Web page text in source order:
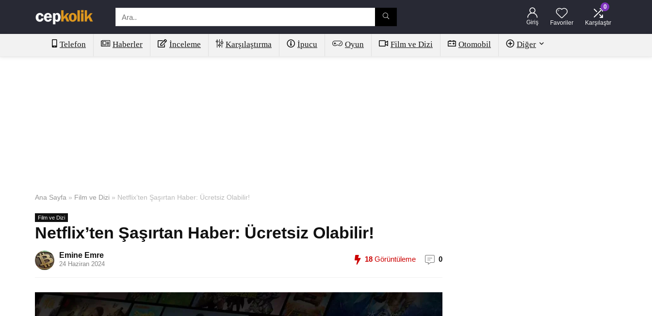
Giriş Favoriler
0
Karşılaştır
Telefon Haberler İnceleme Karşılaştırma İpucu Oyun Film ve Dizi Otomobil Diğer
Ana Sayfa » Film ve Dizi » Netflix’ten Şaşırtan Haber: Ücretsiz Olabilir!
Film ve Dizi
Netflix’ten Şaşırtan Haber: Ücretsiz Olabilir!
Emine Emre
24 Haziran 2024
18 Görüntüleme 0